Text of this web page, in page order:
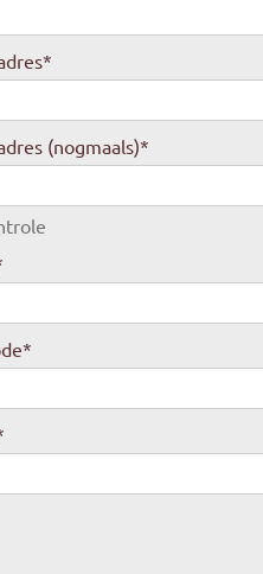
*
(nogmaals)*
*